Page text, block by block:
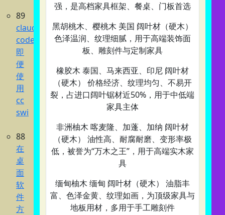
89
claude
code
即
便
使
用
cc
swi
88
在
桌
面
软
件
方
强，是高档家具框架、餐桌、门板首选
黑胡桃木、樱桃木‌ 美国 阔叶材（硬木）
色泽温润、纹理细腻，用于高端装饰面
板、雕刻件与定制家具
橡胶木‌ 泰国、马来西亚、印尼 阔叶材
（硬木） 价格经济、纹理均匀、不易开
裂，占进口阔叶锯材近50%，用于中低端
家具主体
非洲柚木‌ 喀麦隆、加蓬、加纳 阔叶材
（硬木） 油性高、耐腐耐磨、变形率极
低，被誉为“万木之王”，用于高端实木家
具
缅甸柚木‌ 缅甸 阔叶材（硬木） 油脂丰
富、色泽金黄、纹理如画，为顶级家具与
地板用材，多用于手工雕刻件